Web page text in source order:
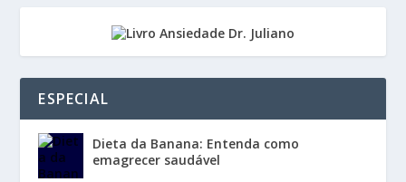
ESPECIAL
Dieta da Banana: Entenda como
emagrecer saudável